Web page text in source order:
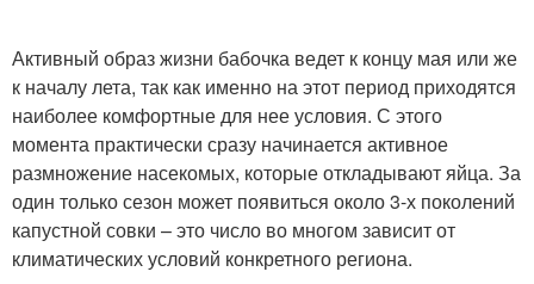
Активный образ жизни бабочка ведет к концу мая или же
к началу лета, так как именно на этот период приходятся
наиболее комфортные для нее условия. С этого
момента практически сразу начинается активное
размножение насекомых, которые откладывают яйца. За
один только сезон может появиться около 3-х поколений
капустной совки – это число во многом зависит от
климатических условий конкретного региона.